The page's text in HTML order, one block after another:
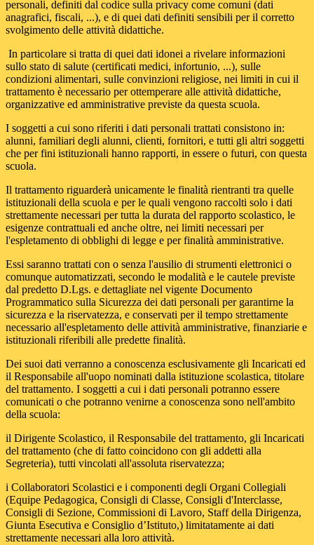
personali, definiti dal codice sulla privacy come comuni (dati
anagrafici, fiscali, ...), e di quei dati definiti sensibili per il corretto
svolgimento delle attività didattiche.
In particolare si tratta di quei dati idonei a rivelare informazioni
sullo stato di salute (certificati medici, infortunio, ...), sulle
condizioni alimentari, sulle convinzioni religiose, nei limiti in cui il
trattamento è necessario per ottemperare alle attività didattiche,
organizzative ed amministrative previste da questa scuola.
I soggetti a cui sono riferiti i dati personali trattati consistono in:
alunni, familiari degli alunni, clienti, fornitori, e tutti gli altri soggetti
che per fini istituzionali hanno rapporti, in essere o futuri, con questa
scuola.
Il trattamento riguarderà unicamente le finalità rientranti tra quelle
istituzionali della scuola e per le quali vengono raccolti solo i dati
strettamente necessari per tutta la durata del rapporto scolastico, le
esigenze contrattuali ed anche oltre, nei limiti necessari per
l'espletamento di obblighi di legge e per finalità amministrative.
Essi saranno trattati con o senza l'ausilio di strumenti elettronici o
comunque automatizzati, secondo le modalità e le cautele previste
dal predetto D.Lgs. e dettagliate nel vigente Documento
Programmatico sulla Sicurezza dei dati personali per garantirne la
sicurezza e la riservatezza, e conservati per il tempo strettamente
necessario all'espletamento delle attività amministrative, finanziarie e
istituzionali riferibili alle predette finalità.
Dei suoi dati verranno a conoscenza esclusivamente gli Incaricati ed
il Responsabile all'uopo nominati dalla istituzione scolastica, titolare
del trattamento. I soggetti a cui i dati personali potranno essere
comunicati o che potranno venirne a conoscenza sono nell'ambito
della scuola:
il Dirigente Scolastico, il Responsabile del trattamento, gli Incaricati
del trattamento (che di fatto coincidono con gli addetti alla
Segreteria), tutti vincolati all'assoluta riservatezza;
i Collaboratori Scolastici e i componenti degli Organi Collegiali
(Equipe Pedagogica, Consigli di Classe, Consigli d'Interclasse,
Consigli di Sezione, Commissioni di Lavoro, Staff della Dirigenza,
Giunta Esecutiva e Consiglio d’Istituto,) limitatamente ai dati
strettamente necessari alla loro attività.